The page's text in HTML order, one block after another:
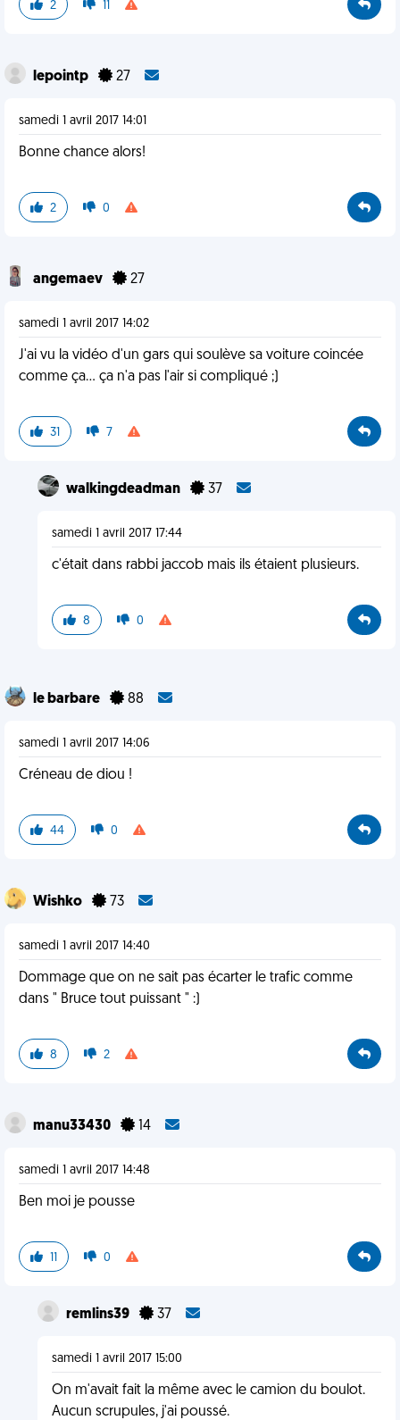
2 11
lepointp 27
samedi 1 avril 2017 14:01
Bonne chance alors!
2 0
angemaev 27
samedi 1 avril 2017 14:02
J'ai vu la vidéo d'un gars qui soulève sa voiture coincée
comme ça... ça n'a pas l'air si compliqué ;)
31 7
walkingdeadman 37
samedi 1 avril 2017 17:44
c'était dans rabbi jaccob mais ils étaient plusieurs.
8 0
le barbare 88
samedi 1 avril 2017 14:06
Créneau de diou !
44 0
Wishko 73
samedi 1 avril 2017 14:40
Dommage que on ne sait pas écarter le trafic comme
dans " Bruce tout puissant " :)
8 2
manu33430 14
samedi 1 avril 2017 14:48
Ben moi je pousse
11 0
remlins39 37
samedi 1 avril 2017 15:00
On m'avait fait la même avec le camion du boulot.
Aucun scrupules, j'ai poussé.